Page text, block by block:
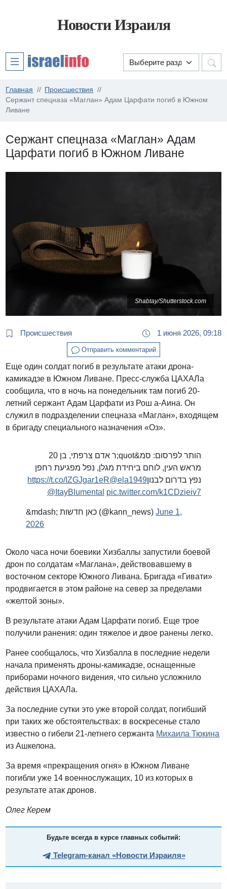
Новости Израиля
Главная
Происшествия
Сержант спецназа «Маглан» Адам Царфати погиб в Южном
Ливане
Сержант спецназа «Маглан» Адам
Царфати погиб в Южном Ливане
Shabtay/Shutterstock.com
Происшествия 1 июня 2026, 09:18
Отправить комментарий
Еще один солдат погиб в результате атаки дрона-
камикадзе в Южном Ливане. Пресс-служба ЦАХАЛа
сообщила, что в ночь на понедельник там погиб 20-
летний сержант Адам Царфати из Рош а-Аина. Он
служил в подразделении спецназа «Маглан», входящем
в бригаду специального назначения «Оз».
הותר לפרסום: סמ&quot;ר אדם צרפתי, בן 20
מראש העין, לוחם ביחידת מגלן, נפל מפגיעת רחפן
נפץ בדרום לבנון
https://t.co/IZGJgar1eR@ela1949
@ItayBlumental pic.twitter.com/k1CDzieiv7
&mdash; כאן חדשות (@kann_news)June 1,
2026
Около часа ночи боевики Хизбаллы запустили боевой
дрон по солдатам «Маглана», действовавшему в
восточном секторе Южного Ливана. Бригада «Гивати»
продвигается в этом районе на север за пределами
«желтой зоны».
В результате атаки Адам Царфати погиб. Еще трое
получили ранения: один тяжелое и двое ранены легко.
Ранее сообщалось, что Хизбалла в последние недели
начала применять дроны-камикадзе, оснащенные
приборами ночного видения, что сильно усложнило
действия ЦАХАЛа.
За последние сутки это уже второй солдат, погибший
при таких же обстоятельствах: в воскресенье стало
известно о гибели 21-летнего сержанта Михаила Тюкина
из Ашкелона.
За время «прекращения огня» в Южном Ливане
погибли уже 14 военнослужащих, 10 из которых в
результате атак дронов.
Олег Керем
Будьте всегда в курсе главных событий:
Telegram-канал «Новости Израиля»